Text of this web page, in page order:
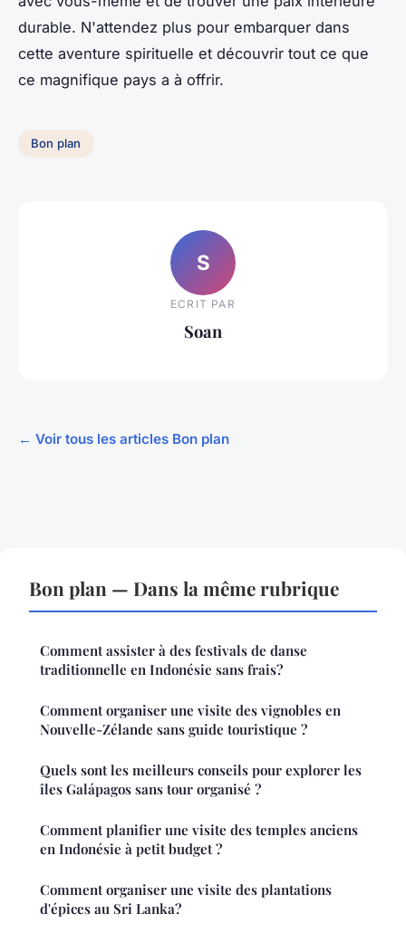
durable. N'attendez plus pour embarquer dans
cette aventure spirituelle et découvrir tout ce que
ce magnifique pays a à offrir.
Bon plan
S
ECRIT PAR
Soan
← Voir tous les articles Bon plan
Bon plan — Dans la même rubrique
Comment assister à des festivals de danse
traditionnelle en Indonésie sans frais?
Comment organiser une visite des vignobles en
Nouvelle-Zélande sans guide touristique ?
Quels sont les meilleurs conseils pour explorer les
îles Galápagos sans tour organisé ?
Comment planifier une visite des temples anciens
en Indonésie à petit budget ?
Comment organiser une visite des plantations
d'épices au Sri Lanka?